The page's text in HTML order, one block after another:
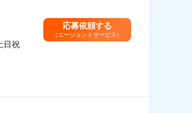
日祝
応募依頼する
（エージェントサービス）